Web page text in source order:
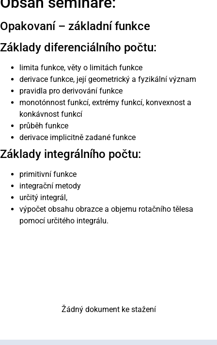
Opakovaní – základní funkce
Základy diferenciálního počtu:
limita funkce, věty o limitách funkce
derivace funkce, její geometrický a fyzikální význam
pravidla pro derivování funkce
monotónnost funkcí, extrémy funkcí, konvexnost a
konkávnost funkcí
průběh funkce
derivace implicitně zadané funkce
Základy integrálního počtu:
primitivní funkce
integrační metody
určitý integrál,
výpočet obsahu obrazce a objemu rotačního tělesa
pomocí určitého integrálu.
Žádný dokument ke stažení